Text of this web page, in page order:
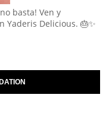
basta! Ven y
Delicious. 🎂✨